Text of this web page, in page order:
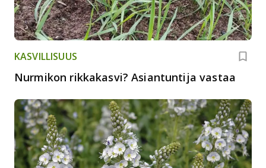
KASVILLISUUS
Nurmikon rikkakasvi? Asiantuntija vastaa